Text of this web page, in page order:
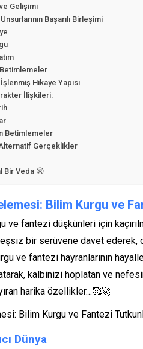
Gelişimi
Başarılı Birleşimi
Betimlemeler
Hikaye Yapısı
İlişkileri:
Betimlemeler
Gerçeklikler
Bir Veda 😢
Bilim Kurgu ve
ve fantezi düşkünleri için
eşsiz bir serüvene davet
ve fantezi hayranlarının
kalbinizi hoplatan ve
harika özellikler…🥰🚀
Dünya